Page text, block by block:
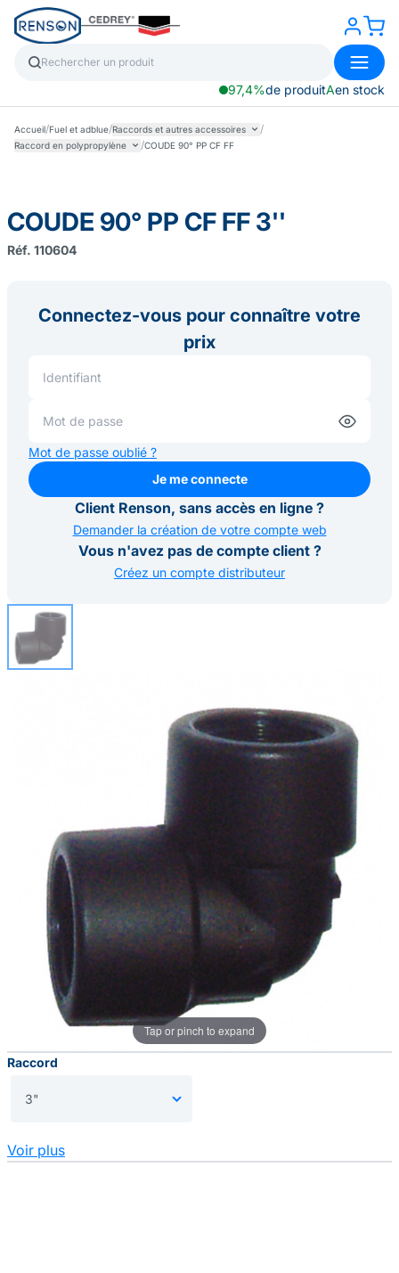
97,4%de produitAen stock
Accueil/Fuel et adblue/Raccords et autres accessoires /
Raccord en polypropylène /COUDE 90° PP CF FF
Tap or pinch to expand
Voir plus
Raccord
COUDE 90° PP CF FF 3''
Réf. 110604
Connectez-vous pour connaître votre
prix
Mot de passe oublié ?
Je me connecte
Je me connecte
Client Renson, sans accès en ligne ?
Demander la création de votre compte web
Vous n'avez pas de compte client ?
Créez un compte distributeur